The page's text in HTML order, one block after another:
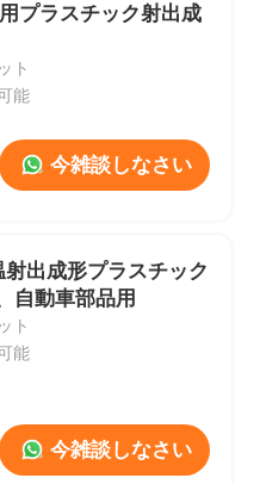
プラスチック射出成
ト
能
今雑談しなさい
射出成形プラスチック
自動車部品用
ト
能
今雑談しなさい